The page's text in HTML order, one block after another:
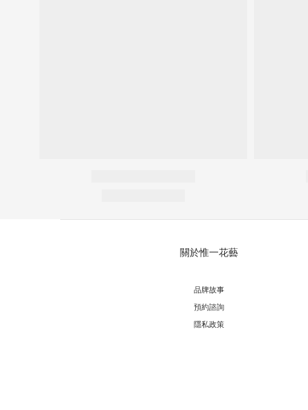
關於惟一花藝
品牌故事
預約諮詢
隱私政策